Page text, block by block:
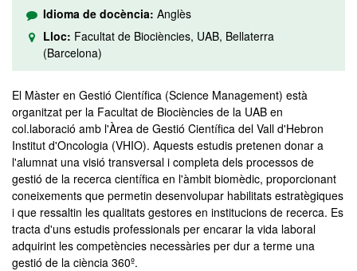
Idioma de docència: Anglès
Lloc: Facultat de Biociències, UAB, Bellaterra
(Barcelona)
El Màster en Gestió Científica (Science Management) està
organitzat per la Facultat de Biociències de la UAB en
col.laboració amb l'Àrea de Gestió Científica del Vall d'Hebron
Institut d'Oncologia (VHIO). Aquests estudis pretenen donar a
l'alumnat una visió transversal i completa dels processos de
gestió de la recerca científica en l'àmbit biomèdic, proporcionant
coneixements que permetin desenvolupar habilitats estratègiques
i que ressaltin les qualitats gestores en institucions de recerca. Es
tracta d'uns estudis professionals per encarar la vida laboral
adquirint les competències necessàries per dur a terme una
gestió de la ciència 360º.